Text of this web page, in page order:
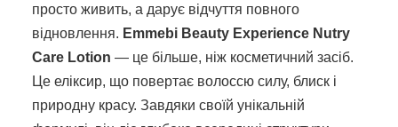
просто живить, а дарує відчуття повного
відновлення. Emmebi Beauty Experience Nutry
Care Lotion — це більше, ніж косметичний засіб.
Це еліксир, що повертає волоссю силу, блиск і
природну красу. Завдяки своїй унікальній